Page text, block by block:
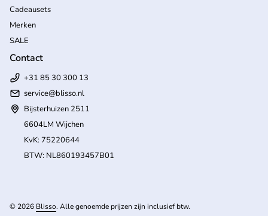
Cadeausets
Merken
SALE
Contact
+31 85 30 300 13
service@blisso.nl
Bijsterhuizen 2511
6604LM Wijchen
KvK: 75220644
BTW: NL860193457B01
© 2026 Blisso. Alle genoemde prijzen zijn inclusief btw.